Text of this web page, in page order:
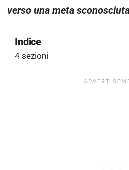
verso una meta
Indice
4 sezioni